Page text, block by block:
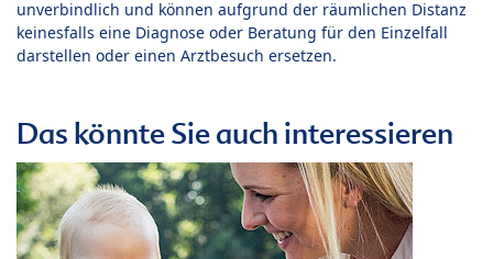
unverbindlich und können aufgrund der räumlichen Distanz
keinesfalls eine Diagnose oder Beratung für den Einzelfall
darstellen oder einen Arztbesuch ersetzen.
Das könnte Sie auch interessieren